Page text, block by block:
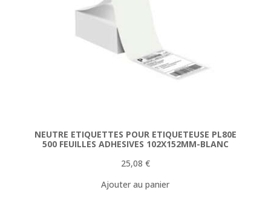
NEUTRE ETIQUETTES POUR ETIQUETEUSE PL80E
500 FEUILLES ADHESIVES 102X152MM-BLANC
25,08 €
Ajouter au panier